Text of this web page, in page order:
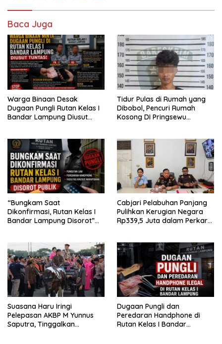
Baca Juga
Warga Binaan Desak
Dugaan Pungli Rutan Kelas I
Bandar Lampung Diusut
Tidur Pulas di Rumah yang
Dibobol, Pencuri Rumah
Kosong DI Pringsewu
“Bungkam Saat
Dikonfirmasi, Rutan Kelas I
Bandar Lampung Disorot”
Cabjari Pelabuhan Panjang
Pulihkan Kerugian Negara
Rp339,5 Juta dalam Perkara
Suasana Haru Iringi
Pelepasan AKBP M Yunnus
Saputra, Tinggalkan
Dugaan Pungli dan
Peredaran Handphone di
Rutan Kelas I Bandar